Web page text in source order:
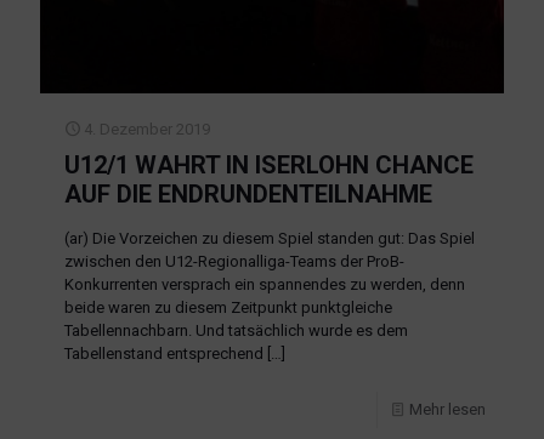
4. Dezember 2019
U12/1 WAHRT IN ISERLOHN CHANCE
AUF DIE ENDRUNDENTEILNAHME
(ar) Die Vorzeichen zu diesem Spiel standen gut: Das Spiel
zwischen den U12-Regionalliga-Teams der ProB-
Konkurrenten versprach ein spannendes zu werden, denn
beide waren zu diesem Zeitpunkt punktgleiche
Tabellennachbarn. Und tatsächlich wurde es dem
Tabellenstand entsprechend […]
Mehr lesen